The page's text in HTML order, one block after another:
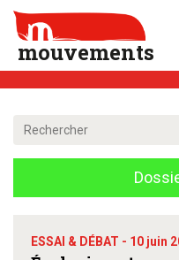
mouvements
ACHAT/ABONNEMENT
ESSAI & DÉBAT - 10 juin